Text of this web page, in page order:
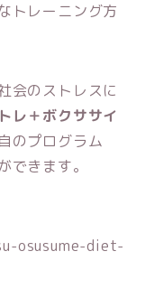
トレーニング方
会のストレスに
レ＋ボクササイ
のプログラム
できます。
osusume-diet-